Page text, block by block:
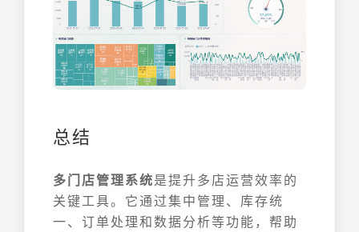
总结
多门店管理系统是提升多店运营效率的
关键工具。它通过集中管理、库存统
一、订单处理和数据分析等功能，帮助